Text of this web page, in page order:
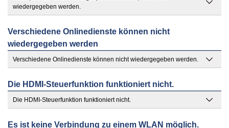
wiedergegeben werden.
Verschiedene Onlinedienste können nicht
wiedergegeben werden
Verschiedene Onlinedienste können nicht wiedergegeben werden.
Die HDMI-Steuerfunktion funktioniert nicht.
Die HDMI-Steuerfunktion funktioniert nicht.
Es ist keine Verbindung zu einem WLAN möglich.